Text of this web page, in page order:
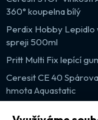
360° koupelna bílý
Perdix Hobby Lepidlo
spreji 500ml
Pritt Multi Fix lepící
Ceresit CE 40
hmota Aquastatic